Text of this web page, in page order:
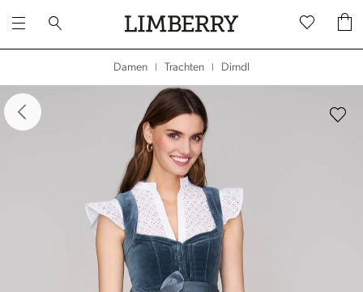
Damen Trachten Dirndl
überspringen